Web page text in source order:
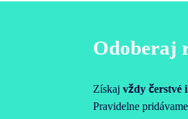
Odoberaj
Získajvždy čerstvé
Pravidelne